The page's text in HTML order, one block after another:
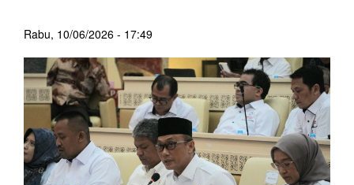
Rabu, 10/06/2026 - 17:49